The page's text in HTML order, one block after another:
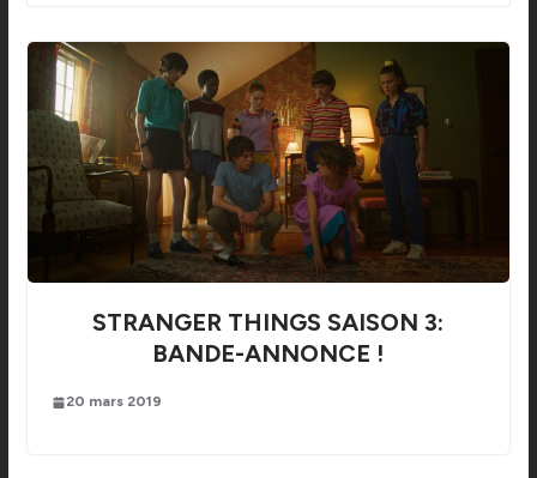
STRANGER THINGS SAISON 3:
BANDE-ANNONCE !
20 mars 2019